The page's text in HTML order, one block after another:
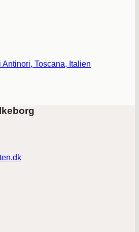
Toscana, Italien